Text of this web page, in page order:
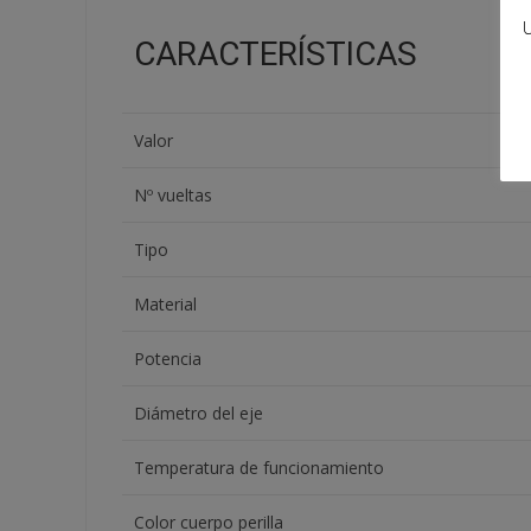
CARACTERÍSTICAS
Valor
Nº vueltas
Tipo
Material
Potencia
Diámetro del eje
Temperatura de funcionamiento
Color cuerpo perilla